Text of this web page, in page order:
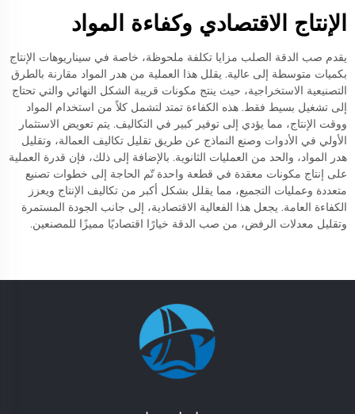
الإنتاج الاقتصادي وكفاءة المواد
يقدم صب الدقة الصلب مزايا تكلفة ملحوظة، خاصة في سيناريوهات الإنتاج
بكميات متوسطة إلى عالية. يقلل هذا العملية من هدر المواد مقارنة بالطرق
التصنيعية الاستخراجية، حيث ينتج مكونات قريبة الشكل النهائي والتي تحتاج
إلى تشغيل بسيط فقط. هذه الكفاءة تمتد لتشمل كلاً من استخدام المواد
ووقت الإنتاج، مما يؤدي إلى توفير كبير في التكاليف. يتم تعويض الاستثمار
الأولي في الأدوات وصنع النماذج عن طريق تقليل تكاليف العمالة، وتقليل
هدر المواد، والحد من العمليات الثانوية. بالإضافة إلى ذلك، فإن قدرة العملية
على إنتاج مكونات معقدة في قطعة واحدة تّم الحاجة إلى خطوات تصنيع
متعددة وعمليات التجميع، مما يقلل بشكل أكبر من تكاليف الإنتاج ويعزز
الكفاءة العامة. يجعل هذا الفعالية الاقتصادية، إلى جانب الجودة المستمرة
وتقليل معدلات الرفض، من صب الدقة خيارًا اقتصاديًا مميزًا للمصنعين.